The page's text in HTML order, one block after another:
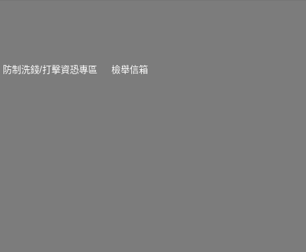
防制洗錢/打擊資恐專區 檢舉信箱